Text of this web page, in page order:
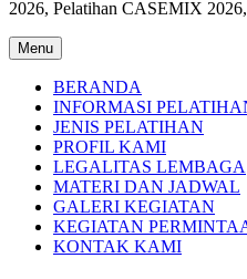
2026, Pelatihan CASEMIX
Menu
BERANDA
INFORMASI
JENIS PELATIHAN
PROFIL KAMI
LEGALITAS LEMBAGA
MATERI DAN JADWAL
GALERI KEGIATAN
KEGIATAN
KONTAK KAMI